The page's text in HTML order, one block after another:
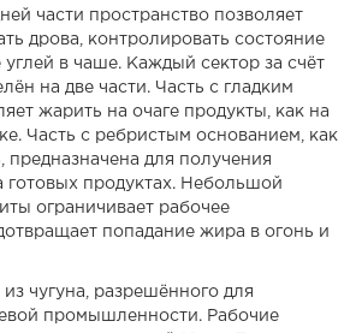
части пространство позволяет
дрова, контролировать состояние
в чаше. Каждый сектор за счёт
на две части. Часть с гладким
жарить на очаге продукты, как на
Часть с ребристым основанием, как
предназначена для получения
готовых продуктах. Небольшой
ограничивает рабочее
попадание жира в огонь и
из чугуна, разрешённого для
промышленности. Рабочие